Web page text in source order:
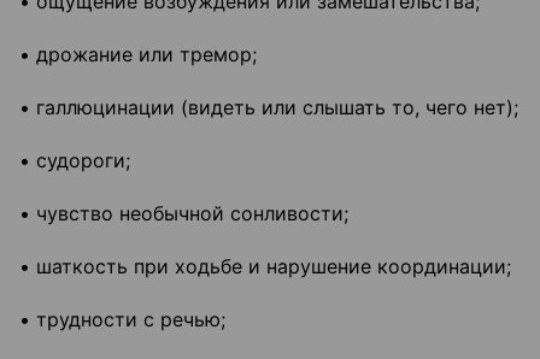
• дрожание или тремор;
• галлюцинации (видеть или слышать то, чего нет);
• судороги;
• чувство необычной сонливости;
• шаткость при ходьбе и нарушение координации;
• трудности с речью;